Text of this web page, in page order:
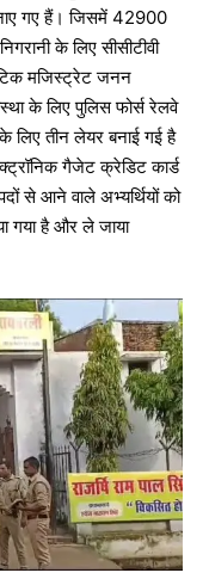
गए हैं। जिसमें 42900
के लिए सीसीटीवी
मजिस्ट्रेट जनन
के लिए पुलिस फोर्स रेलवे
लिए तीन लेयर बनाई गई है
गैजेट क्रेडिट कार्ड
से आने वाले अभ्यर्थियों को
गया है और ले जाया